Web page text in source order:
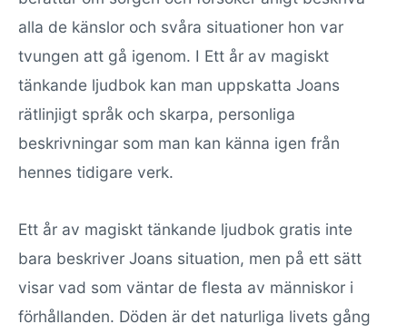
alla de känslor och svåra situationer hon var
tvungen att gå igenom. I Ett år av magiskt
tänkande ljudbok kan man uppskatta Joans
rätlinjigt språk och skarpa, personliga
beskrivningar som man kan känna igen från
hennes tidigare verk.
Ett år av magiskt tänkande ljudbok gratis inte
bara beskriver Joans situation, men på ett sätt
visar vad som väntar de flesta av människor i
förhållanden. Döden är det naturliga livets gång